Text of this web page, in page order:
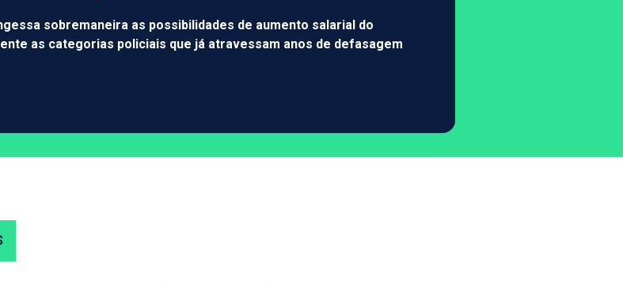
sobremaneira as possibilidades de aumento salarial do
as categorias policiais que já atravessam anos de defasagem